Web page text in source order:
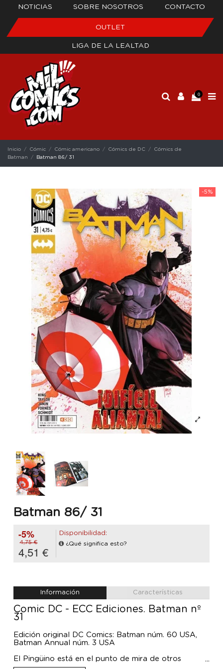
NOTICIAS SOBRE NOSOTROS CONTACTO
OUTLET
LIGA DE LA LEALTAD
0
Inicio Cómic Cómic americano Cómics de DC
Cómics de
Batman
Batman 86/ 31
-5%
Batman 86/ 31
-5%
4,75 €
4,51 €
Disponibilidad:
¿Qué significa esto?
Información Características
Comic DC - ECC Ediciones. Batman nº
31
Edición original DC Comics: Batman núm. 60 USA,
Batman Annual núm. 3 USA
El Pingüino está en el punto de mira de otros
villanos. ¿La solución? ¡Aliarse con Batman! El